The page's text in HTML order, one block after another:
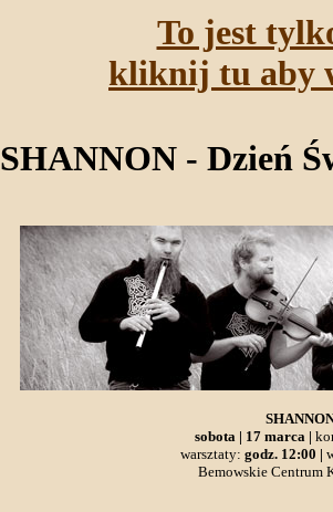
To jest
kliknij tu aby
SHANNON - Dzień
sobota | 17 marca |
warsztaty: godz. 12:00 |
Bemowskie Centrum